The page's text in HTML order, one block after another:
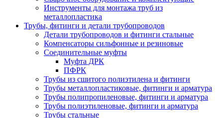
Инструменты для монтажа труб из
металлопластика
Трубы, фитинги и детали трубопроводов
Детали трубопроводов и фитинги стальные
Компенсаторы сильфонные и резиновые
Соединительные муфты
Муфта ДРК
ПФРК
Трубы из сшитого полиэтилена и фитинги
Трубы металлопластиковые, фитинги и арматура
Трубы полипропиленовые, фитинги и арматура
Трубы полиэтиленовые, фитинги и арматура
Трубы стальные